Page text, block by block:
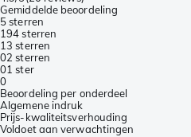
Gemiddelde beoordeling
5 sterren
194 sterren
13 sterren
02 sterren
01 ster
0
Beoordeling per onderdeel
Algemene indruk
Prijs-kwaliteitsverhouding
Voldoet aan verwachtingen